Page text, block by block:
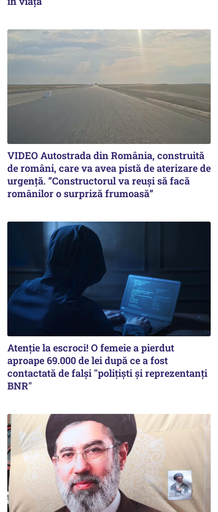
VIDEO Autostrada din România, construită
de români, care va avea pistă de aterizare de
urgență. ”Constructorul va reuși să facă
românilor o surpriză frumoasă”
Atenție la escroci! O femeie a pierdut
aproape 69.000 de lei după ce a fost
contactată de falși "polițiști și reprezentanți
BNR"